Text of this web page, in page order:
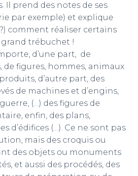
Il prend des notes de ses
par exemple) et explique
comment réaliser certains
trébuchet !
d’une part, de
de figures, hommes, animaux
d’autre part, des
de machines et d’engins,
(…) des figures de
enfin, des plans,
d’édifices (…). Ce ne sont pas
mais des croquis ou
des objets ou monuments
et aussi des procédés, des